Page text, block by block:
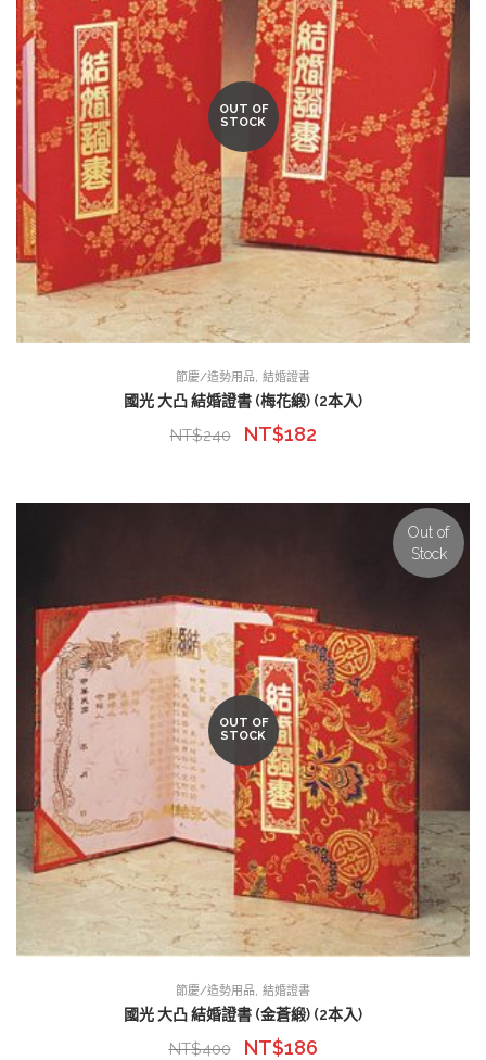
OUT OF
STOCK
節慶/造勢用品 結婚證書
國光 大凸 結婚證書 (梅花緞) (2本入)
NT$240 NT$182
Out of
Stock
OUT OF
STOCK
節慶/造勢用品 結婚證書
國光 大凸 結婚證書 (金蒼緞) (2本入)
NT$400 NT$186